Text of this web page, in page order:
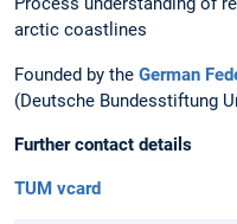
arctic coastlines
Founded by the German
(Deutsche Bundesstiftung
Further contact details
TUM vcard